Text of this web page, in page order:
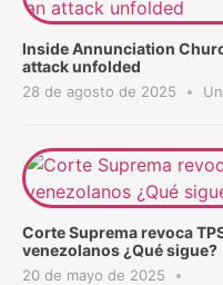
Inside Annunciation
attack unfolded
28 de agosto de 2025
Corte Suprema revoca
venezolanos ¿Qué sigue?
20 de mayo de 2025